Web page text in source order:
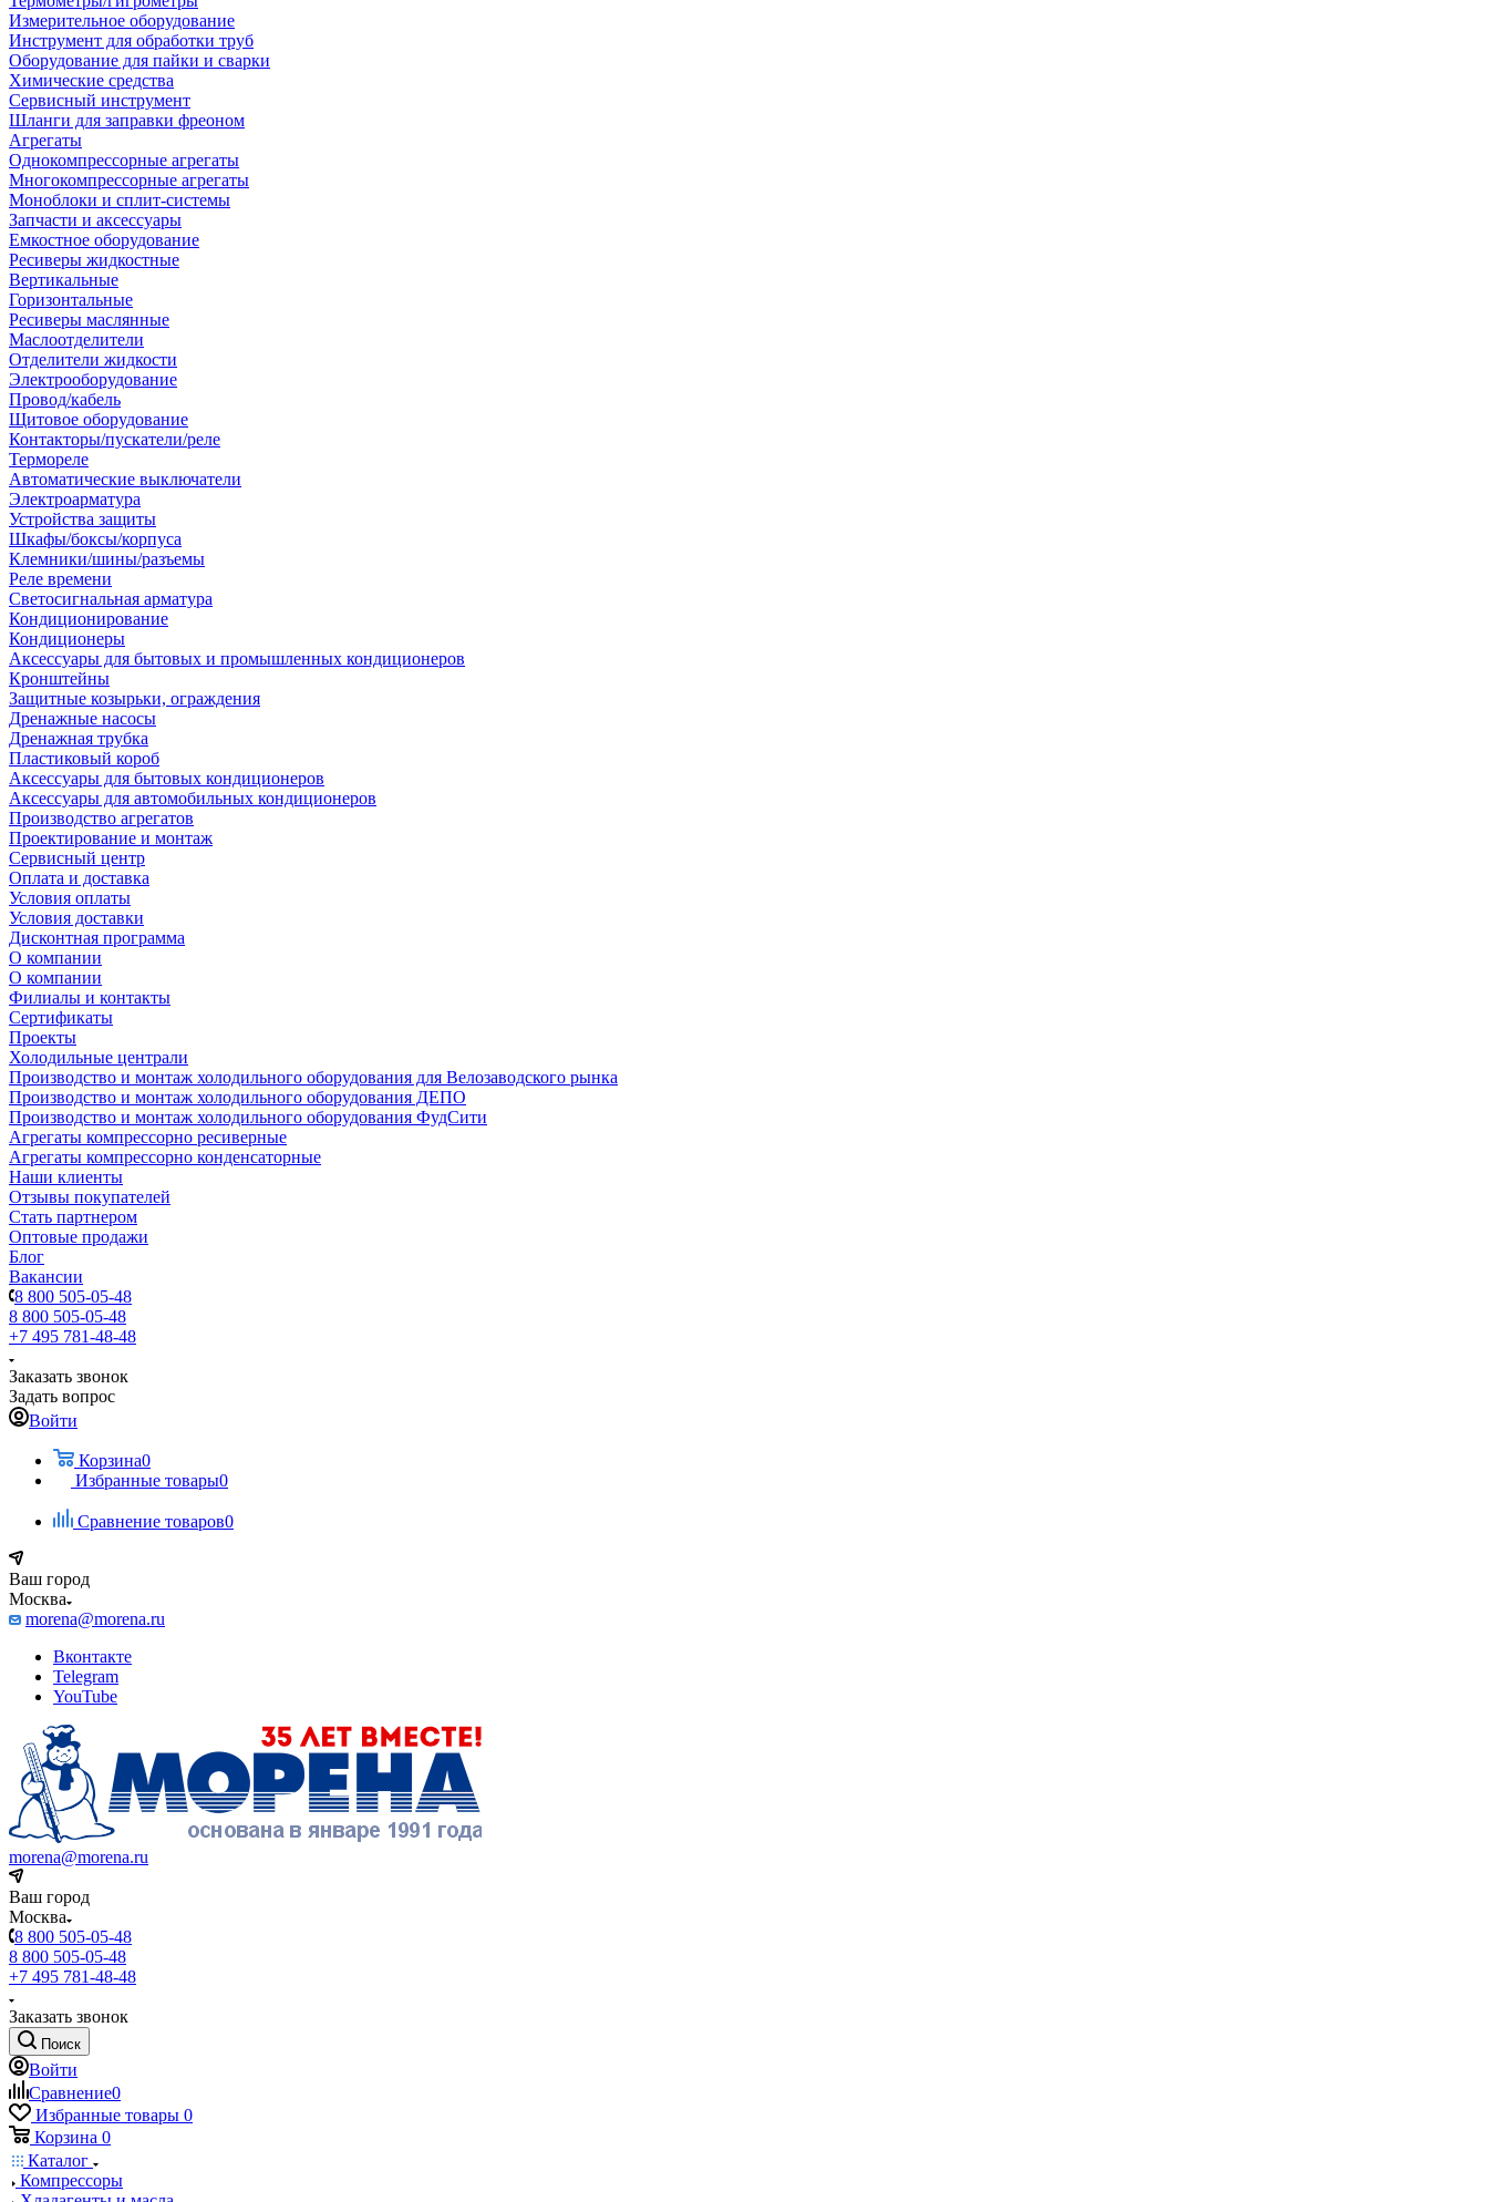
Измерительное оборудование
Инструмент для обработки труб
Оборудование для пайки и сварки
Химические средства
Сервисный инструмент
Шланги для заправки фреоном
Агрегаты
Однокомпрессорные агрегаты
Многокомпрессорные агрегаты
Моноблоки и сплит-системы
Запчасти и аксессуары
Емкостное оборудование
Ресиверы жидкостные
Вертикальные
Горизонтальные
Ресиверы маслянные
Маслоотделители
Отделители жидкости
Электрооборудование
Провод/кабель
Щитовое оборудование
Контакторы/пускатели/реле
Термореле
Автоматические выключатели
Электроарматура
Устройства защиты
Шкафы/боксы/корпуса
Клемники/шины/разъемы
Реле времени
Светосигнальная арматура
Кондиционирование
Кондиционеры
Аксессуары для бытовых и промышленных кондиционеров
Кронштейны
Защитные козырьки, ограждения
Дренажные насосы
Дренажная трубка
Пластиковый короб
Аксессуары для бытовых кондиционеров
Аксессуары для автомобильных кондиционеров
Производство агрегатов
Проектирование и монтаж
Сервисный центр
Оплата и доставка
Условия оплаты
Условия доставки
Дисконтная программа
О компании
О компании
Филиалы и контакты
Сертификаты
Проекты
Холодильные централи
Производство и монтаж холодильного оборудования для Велозаводского рынка
Производство и монтаж холодильного оборудования ДЕПО
Производство и монтаж холодильного оборудования ФудСити
Агрегаты компрессорно ресиверные
Агрегаты компрессорно конденсаторные
Наши клиенты
Отзывы покупателей
Стать партнером
Оптовые продажи
Блог
Вакансии
8 800 505-05-48
8 800 505-05-48
+7 495 781-48-48
Заказать звонок
Задать вопрос
Войти
Корзина0
Избранные товары0
Сравнение товаров0
Ваш город
Москва
morena@morena.ru
Вконтакте
Telegram
YouTube
morena@morena.ru
Ваш город
Москва
8 800 505-05-48
8 800 505-05-48
+7 495 781-48-48
Заказать звонок
Поиск
Войти
Сравнение0
Избранные товары 0
Корзина 0
Каталог
Компрессоры